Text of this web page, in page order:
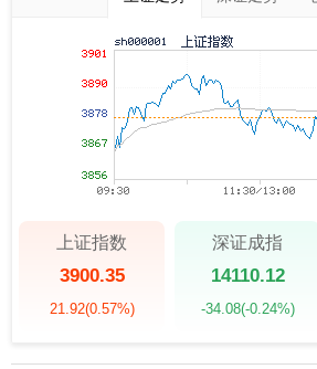
上证指数
3900.35
21.92(0.57%)
深证成指
14110.12
-34.08(-0.24%)